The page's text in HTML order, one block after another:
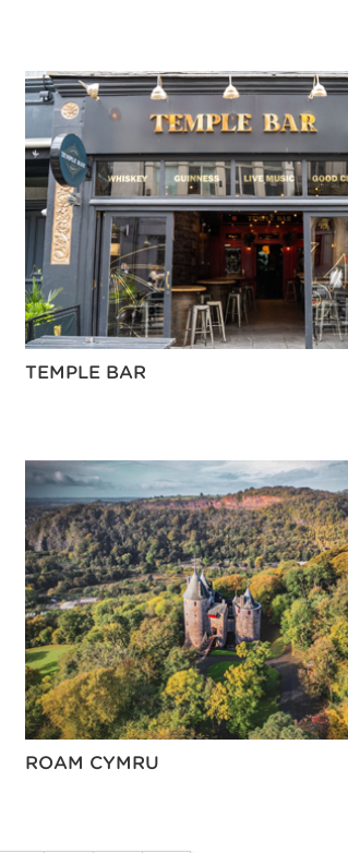
TEMPLE BAR
ROAM CYMRU